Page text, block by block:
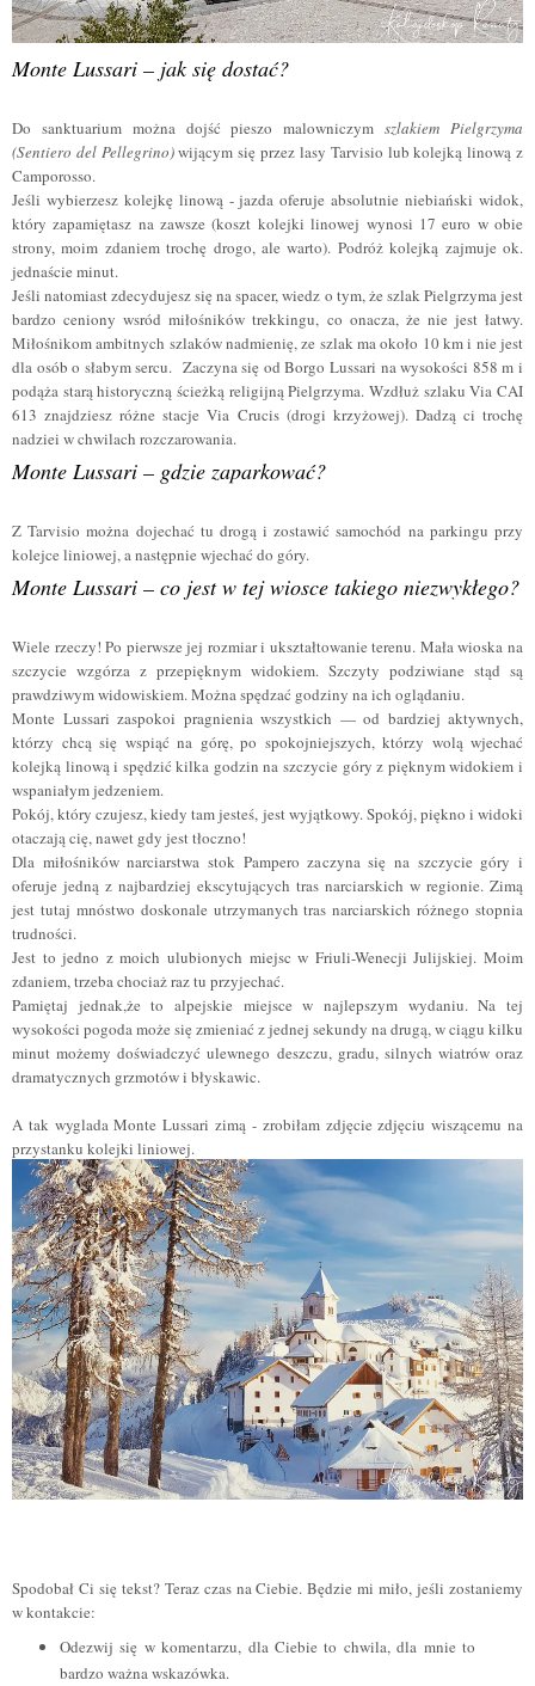
Monte Lussari – jak się dostać?
Do sanktuarium można dojść pieszo malowniczymszlakiem Pielgrzyma
(Sentiero del Pellegrino)wijącym się przez lasy Tarvisio lub kolejką linową z
Camporosso.
Jeśli wybierzesz kolejkę linową - jazda oferuje absolutnie niebiański widok,
który zapamiętasz na zawsze (koszt kolejki linowej wynosi 17 euro w obie
strony, moim zdaniem trochę drogo, ale warto). Podróż kolejką zajmuje ok.
jednaście minut.
Jeśli natomiast zdecydujesz się na spacer, wiedz o tym, że szlak Pielgrzyma jest
bardzo ceniony wsród miłośników trekkingu, co onacza, że nie jest łatwy.
Miłośnikom ambitnych szlaków nadmienię, ze szlak ma około 10 km i nie jest
dla osób o słabym sercu. Zaczyna się od Borgo Lussari na wysokości 858 m i
podąża starą historyczną ścieżką religijną Pielgrzyma. Wzdłuż szlaku Via CAI
613 znajdziesz różne stacje Via Crucis (drogi krzyżowej). Dadzą ci trochę
nadziei w chwilach rozczarowania.
Monte Lussari – gdzie zaparkować?
Z Tarvisio można dojechać tu drogą i zostawić samochód na parkingu przy
kolejce liniowej, a następnie wjechać do góry.
Monte Lussari – co jest w tej wiosce takiego niezwykłego?
Wiele rzeczy! Po pierwsze jej rozmiar i ukształtowanie terenu. Mała wioska na
szczycie wzgórza z przepięknym widokiem. Szczyty podziwiane stąd są
prawdziwym widowiskiem.Można spędzać godziny na ich oglądaniu.
Monte Lussari zaspokoi pragnienia wszystkich — od bardziej aktywnych,
którzy chcą się wspiąć na górę, po spokojniejszych, którzy wolą wjechać
kolejką linową i spędzić kilka godzin na szczycie góry z pięknym widokiem i
wspaniałym jedzeniem.
Pokój, który czujesz, kiedy tam jesteś, jest wyjątkowy. Spokój, piękno i widoki
otaczają cię, nawet gdy jest tłoczno!
Dla miłośników narciarstwa stok Pampero zaczyna się na szczycie góry i
oferuje jedną z najbardziej ekscytujących tras narciarskich w regionie. Zimą
jest tutaj mnóstwo doskonale utrzymanych tras narciarskich różnego stopnia
trudności.
Jest tojedno z moich ulubionych miejsc w Friuli-Wenecji Julijskiej. Moim
zdaniem, trzeba chociaż raz tu przyjechać.
Pamiętaj jednak,że to alpejskie miejsce w najlepszym wydaniu. Na tej
wysokości pogoda może się zmieniać z jednej sekundy na drugą, w ciągu kilku
minut możemy doświadczyć ulewnego deszczu, gradu, silnych wiatrów oraz
dramatycznych grzmotów i błyskawic.
A tak wyglada Monte Lussari zimą - zrobiłam zdjęcie zdjęciu wiszącemu na
przystanku kolejki liniowej.
Spodobał Ci się tekst? Teraz czas na Ciebie. Będzie mi miło, jeśli zostaniemy
w kontakcie:
Odezwij się w komentarzu, dla Ciebie to chwila, dla mnie to
bardzo ważna wskazówka.